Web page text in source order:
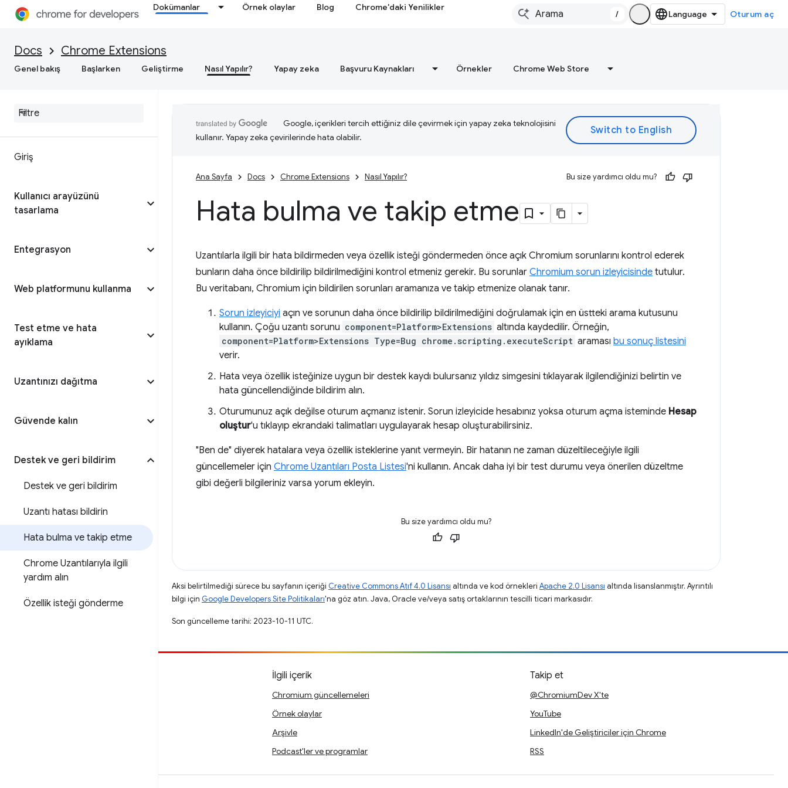
Dokümanlar Örnek olaylar Blog Chrome'daki Yenilikler
/ Oturum aç
Docs Chrome Extensions
Genel bakış Başlarken Geliştirme Nasıl Yapılır? Yapay zeka Başvuru Kaynakları Örnekler Chrome Web Store
Giriş
Kullanıcı arayüzünü
tasarlama
Entegrasyon
Web platformunu kullanma
Test etme ve hata
ayıklama
Uzantınızı dağıtma
Güvende kalın
Destek ve geri bildirim
Destek ve geri bildirim
Uzantı hatası bildirin
Hata bulma ve takip etme
Chrome Uzantılarıyla ilgili
yardım alın
Özellik isteği gönderme
Google, içerikleri tercih ettiğiniz dile çevirmek için yapay zeka teknolojisini
kullanır. Yapay zeka çevirilerinde hata olabilir.
Ana Sayfa Docs Chrome Extensions Nasıl Yapılır? Bu size yardımcı oldu mu?
Hata bulma ve takip etme
Uzantılarla ilgili bir hata bildirmeden veya özellik isteği göndermeden önce açık Chromium sorunlarını kontrol ederek
bunların daha önce bildirilip bildirilmediğini kontrol etmeniz gerekir. Bu sorunlar Chromium sorun izleyicisinde tutulur.
Bu veritabanı, Chromium için bildirilen sorunları aramanıza ve takip etmenize olanak tanır.
Sorun izleyiciyi açın ve sorunun daha önce bildirilip bildirilmediğini doğrulamak için en üstteki arama kutusunu
kullanın. Çoğu uzantı sorunu component=Platform>Extensions altında kaydedilir. Örneğin,
component=Platform>Extensions Type=Bug chrome.scripting.executeScript araması bu sonuç listesini
verir.
Hata veya özellik isteğinize uygun bir destek kaydı bulursanız yıldız simgesini tıklayarak ilgilendiğinizi belirtin ve
hata güncellendiğinde bildirim alın.
Oturumunuz açık değilse oturum açmanız istenir. Sorun izleyicide hesabınız yoksa oturum açma isteminde Hesap
oluştur'u tıklayıp ekrandaki talimatları uygulayarak hesap oluşturabilirsiniz.
"Ben de" diyerek hatalara veya özellik isteklerine yanıt vermeyin. Bir hatanın ne zaman düzeltileceğiyle ilgili
güncellemeler için Chrome Uzantıları Posta Listesi'ni kullanın. Ancak daha iyi bir test durumu veya önerilen düzeltme
gibi değerli bilgileriniz varsa yorum ekleyin.
Bu size yardımcı oldu mu?
Aksi belirtilmediği sürece bu sayfanın içeriği Creative Commons Atıf 4.0 Lisansı altında ve kod örnekleri Apache 2.0 Lisansı altında lisanslanmıştır. Ayrıntılı
bilgi için Google Developers Site Politikaları'na göz atın. Java, Oracle ve/veya satış ortaklarının tescilli ticari markasıdır.
Son güncelleme tarihi: 2023-10-11 UTC.
İlgili içerik
Chromium güncellemeleri
Örnek olaylar
Arşivle
Podcast'ler ve programlar
Takip et
@ChromiumDev X'te
YouTube
LinkedIn'de Geliştiriciler için Chrome
RSS